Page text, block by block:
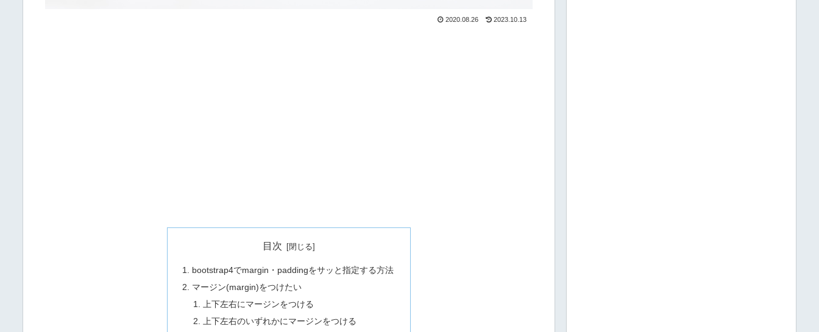
2020.08.26 2023.10.13
目次
bootstrap4でmargin・paddingをサッと指定する方法
マージン(margin)をつけたい
上下左右にマージンをつける
上下左右のいずれかにマージンをつける